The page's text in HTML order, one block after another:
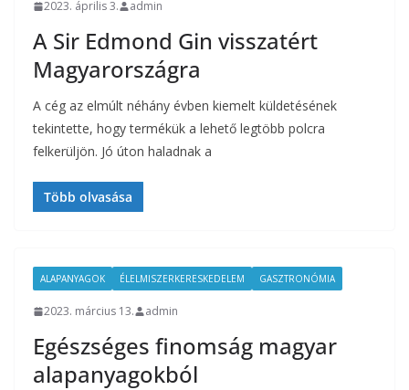
2023. április 3. admin
A Sir Edmond Gin visszatért
Magyarországra
A cég az elmúlt néhány évben kiemelt küldetésének
tekintette, hogy termékük a lehető legtöbb polcra
felkerüljön. Jó úton haladnak a
Több olvasása
ALAPANYAGOK ÉLELMISZERKERESKEDELEM GASZTRONÓMIA
2023. március 13. admin
Egészséges finomság magyar
alapanyagokból